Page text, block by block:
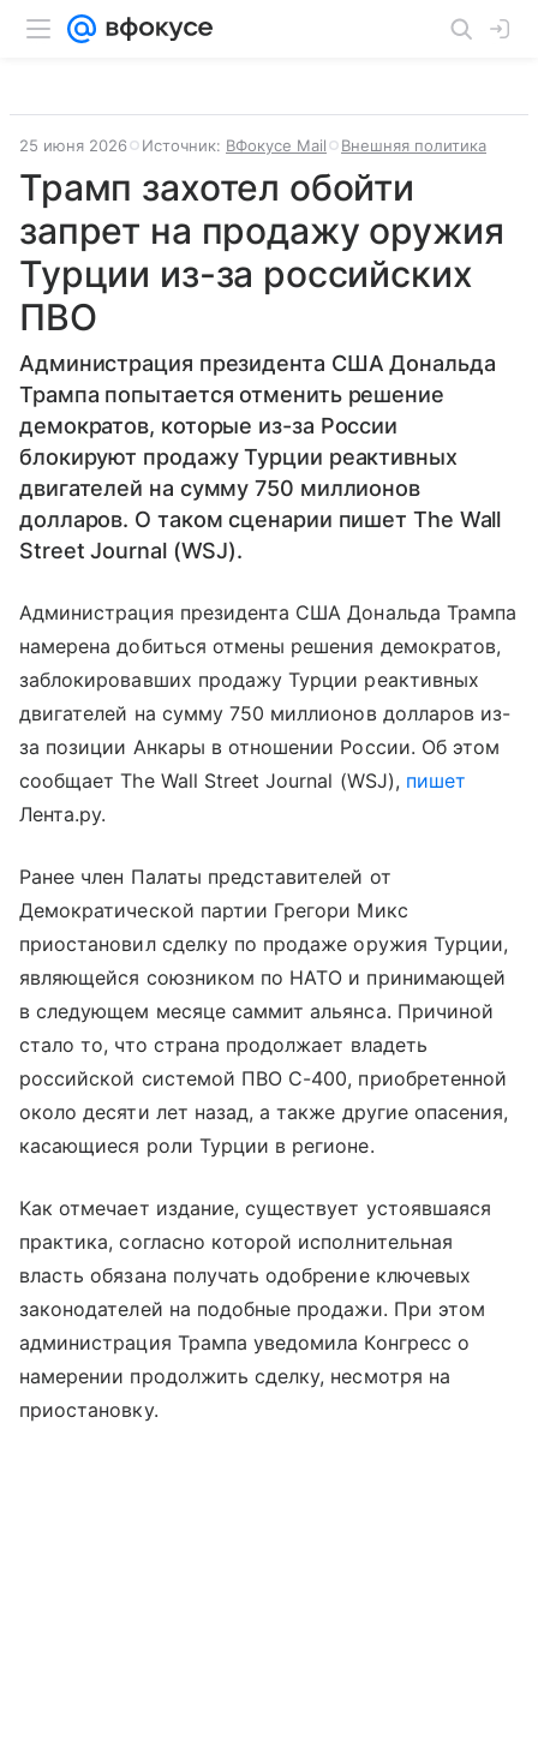
25 июня 2026 Источник: ВФокусе Mail Внешняя политика
Трамп захотел обойти
запрет на продажу оружия
Турции из-за российских
ПВО
Администрация президента США Дональда
Трампа попытается отменить решение
демократов, которые из-за России
блокируют продажу Турции реактивных
двигателей на сумму 750 миллионов
долларов. О таком сценарии пишет The Wall
Street Journal (WSJ).
Администрация президента США Дональда Трампа
намерена добиться отмены решения демократов,
заблокировавших продажу Турции реактивных
двигателей на сумму 750 миллионов долларов из-
за позиции Анкары в отношении России. Об этом
сообщает The Wall Street Journal (WSJ), пишет
Лента.ру.
Ранее член Палаты представителей от
Демократической партии Грегори Микс
приостановил сделку по продаже оружия Турции,
являющейся союзником по НАТО и принимающей
в следующем месяце саммит альянса. Причиной
стало то, что страна продолжает владеть
российской системой ПВО С-400, приобретенной
около десяти лет назад, а также другие опасения,
касающиеся роли Турции в регионе.
Как отмечает издание, существует устоявшаяся
практика, согласно которой исполнительная
власть обязана получать одобрение ключевых
законодателей на подобные продажи. При этом
администрация Трампа уведомила Конгресс о
намерении продолжить сделку, несмотря на
приостановку.